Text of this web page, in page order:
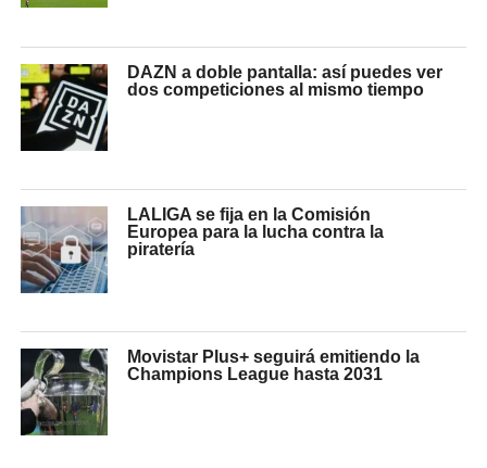
DAZN a doble pantalla: así puedes ver
dos competiciones al mismo tiempo
LALIGA se fija en la Comisión
Europea para la lucha contra la
piratería
Movistar Plus+ seguirá emitiendo la
Champions League hasta 2031